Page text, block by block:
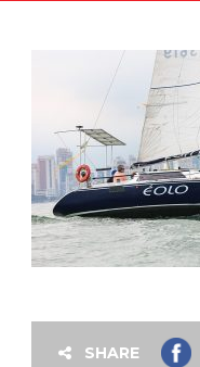
SHARE